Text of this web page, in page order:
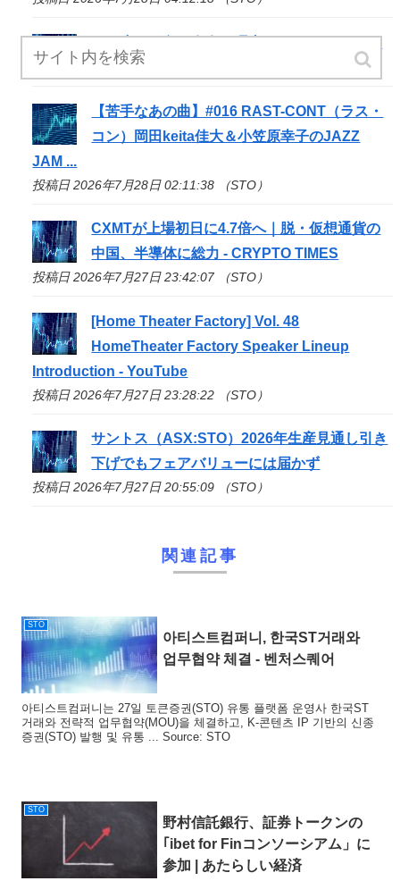
この小さな島が有名な理由は? | Watch - MSN
投稿日 2026年7月28日 02:30:09 （STO）
【苦手なあの曲】#016 RAST-CONT（ラス・
コン）岡田keita佳大＆小笠原幸子のJAZZ
JAM ...
投稿日 2026年7月28日 02:11:38 （STO）
CXMTが上場初日に4.7倍へ｜脱・仮想通貨の
中国、半導体に総力 - CRYPTO TIMES
投稿日 2026年7月27日 23:42:07 （STO）
[Home Theater Factory] Vol. 48
HomeTheater Factory Speaker Lineup
Introduction - YouTube
投稿日 2026年7月27日 23:28:22 （STO）
サントス（ASX:STO）2026年生産見通し引き
下げでもフェアバリューには届かず
投稿日 2026年7月27日 20:55:09 （STO）
関連記事
STO
아티스트컴퍼니, 한국ST거래와
업무협약 체결 - 벤처스퀘어
아티스트컴퍼니는 27일 토큰증권(STO) 유통 플랫폼 운영사 한국ST
거래와 전략적 업무협약(MOU)을 체결하고, K-콘텐츠 IP 기반의 신종
증권(STO) 발행 및 유통 ... Source: STO
STO
野村信託銀行、証券トークンの
｢ibet for Finコンソーシアム」に
参加 | あたらしい経済